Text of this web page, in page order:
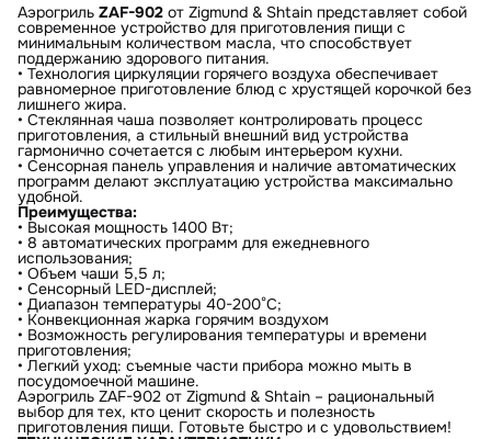
Аэрогриль ZAF-902 от Zigmund & Shtain представляет собой
современное устройство для приготовления пищи с
минимальным количеством масла, что способствует
поддержанию здорового питания.
• Технология циркуляции горячего воздуха обеспечивает
равномерное приготовление блюд с хрустящей корочкой без
лишнего жира.
• Стеклянная чаша позволяет контролировать процесс
приготовления, а стильный внешний вид устройства
гармонично сочетается с любым интерьером кухни.
• Сенсорная панель управления и наличие автоматических
программ делают эксплуатацию устройства максимально
удобной.
Преимущества:
• Высокая мощность 1400 Вт;
• 8 автоматических программ для ежедневного
использования;
• Объем чаши 5,5 л;
• Сенсорный LED-дисплей;
• Диапазон температуры 40-200°С;
• Конвекционная жарка горячим воздухом
• Возможность регулирования температуры и времени
приготовления;
• Легкий уход: съемные части прибора можно мыть в
посудомоечной машине.
Аэрогриль ZAF-902 от Zigmund & Shtain – рациональный
выбор для тех, кто ценит скорость и полезность
приготовления пищи. Готовьте быстро и с удовольствием!